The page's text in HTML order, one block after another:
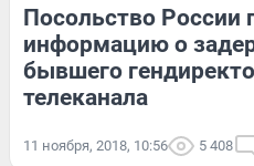
Посольство России
информацию о
бывшего
телеканала
11 ноября, 2018, 10:56 5 408